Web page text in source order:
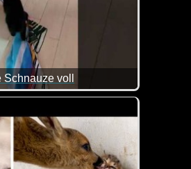
voll
keine Katze aus, wenn der